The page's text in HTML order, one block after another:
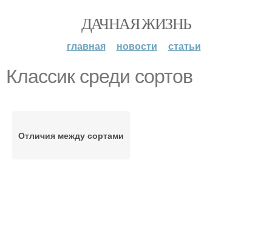
ДАЧНАЯ ЖИЗНЬ
главная новости статьи
Классик среди сортов
Отличия между сортами